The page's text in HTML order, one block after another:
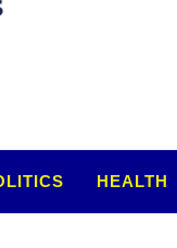
HEALTH